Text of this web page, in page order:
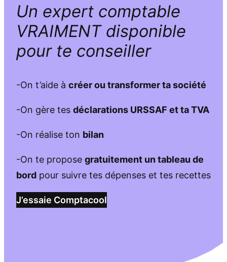
Un expert comptable
VRAIMENT disponible
pour te conseiller
-On t’aide à créer ou transformer ta société
-On gère tes déclarations URSSAF et ta TVA
-On réalise ton bilan
-On te propose gratuitement un tableau de
bord pour suivre tes dépenses et tes recettes
J’essaie Comptacool